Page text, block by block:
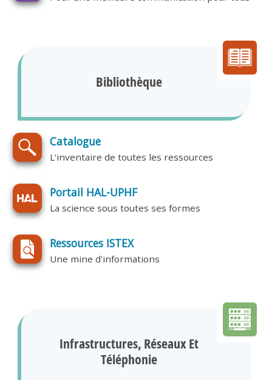
Bibliothèque
Catalogue
L'inventaire de toutes les ressources
Portail HAL-UPHF
La science sous toutes ses formes
Ressources ISTEX
Une mine d'informations
Infrastructures, Réseaux Et
Téléphonie